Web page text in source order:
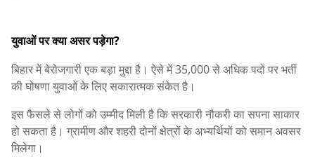
युवाओं पर क्या असर पड़ेगा?
बिहार में बेरोजगारी एक बड़ा मुद्दा है। ऐसे में 35,000 से अधिक पदों पर भर्ती
की घोषणा युवाओं के लिए सकारात्मक संकेत है।
इस फैसले से लोगों को उम्मीद मिली है कि सरकारी नौकरी का सपना साकार
हो सकता है। ग्रामीण और शहरी दोनों क्षेत्रों के अभ्यर्थियों को समान अवसर
मिलेगा।